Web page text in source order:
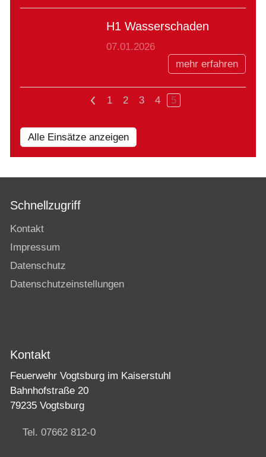
H1 Wasserschaden
07.01.2026
mehr erfahren
< 1 2 3 4 5
Alle Einsätze anzeigen
Schnellzugriff
Kontakt
Impressum
Datenschutz
Datenschutzeinstellungen
Kontakt
Feuerwehr Vogtsburg im Kaiserstuhl
Bahnhofstraße 20
79235 Vogtsburg
Tel. 07662 812-0